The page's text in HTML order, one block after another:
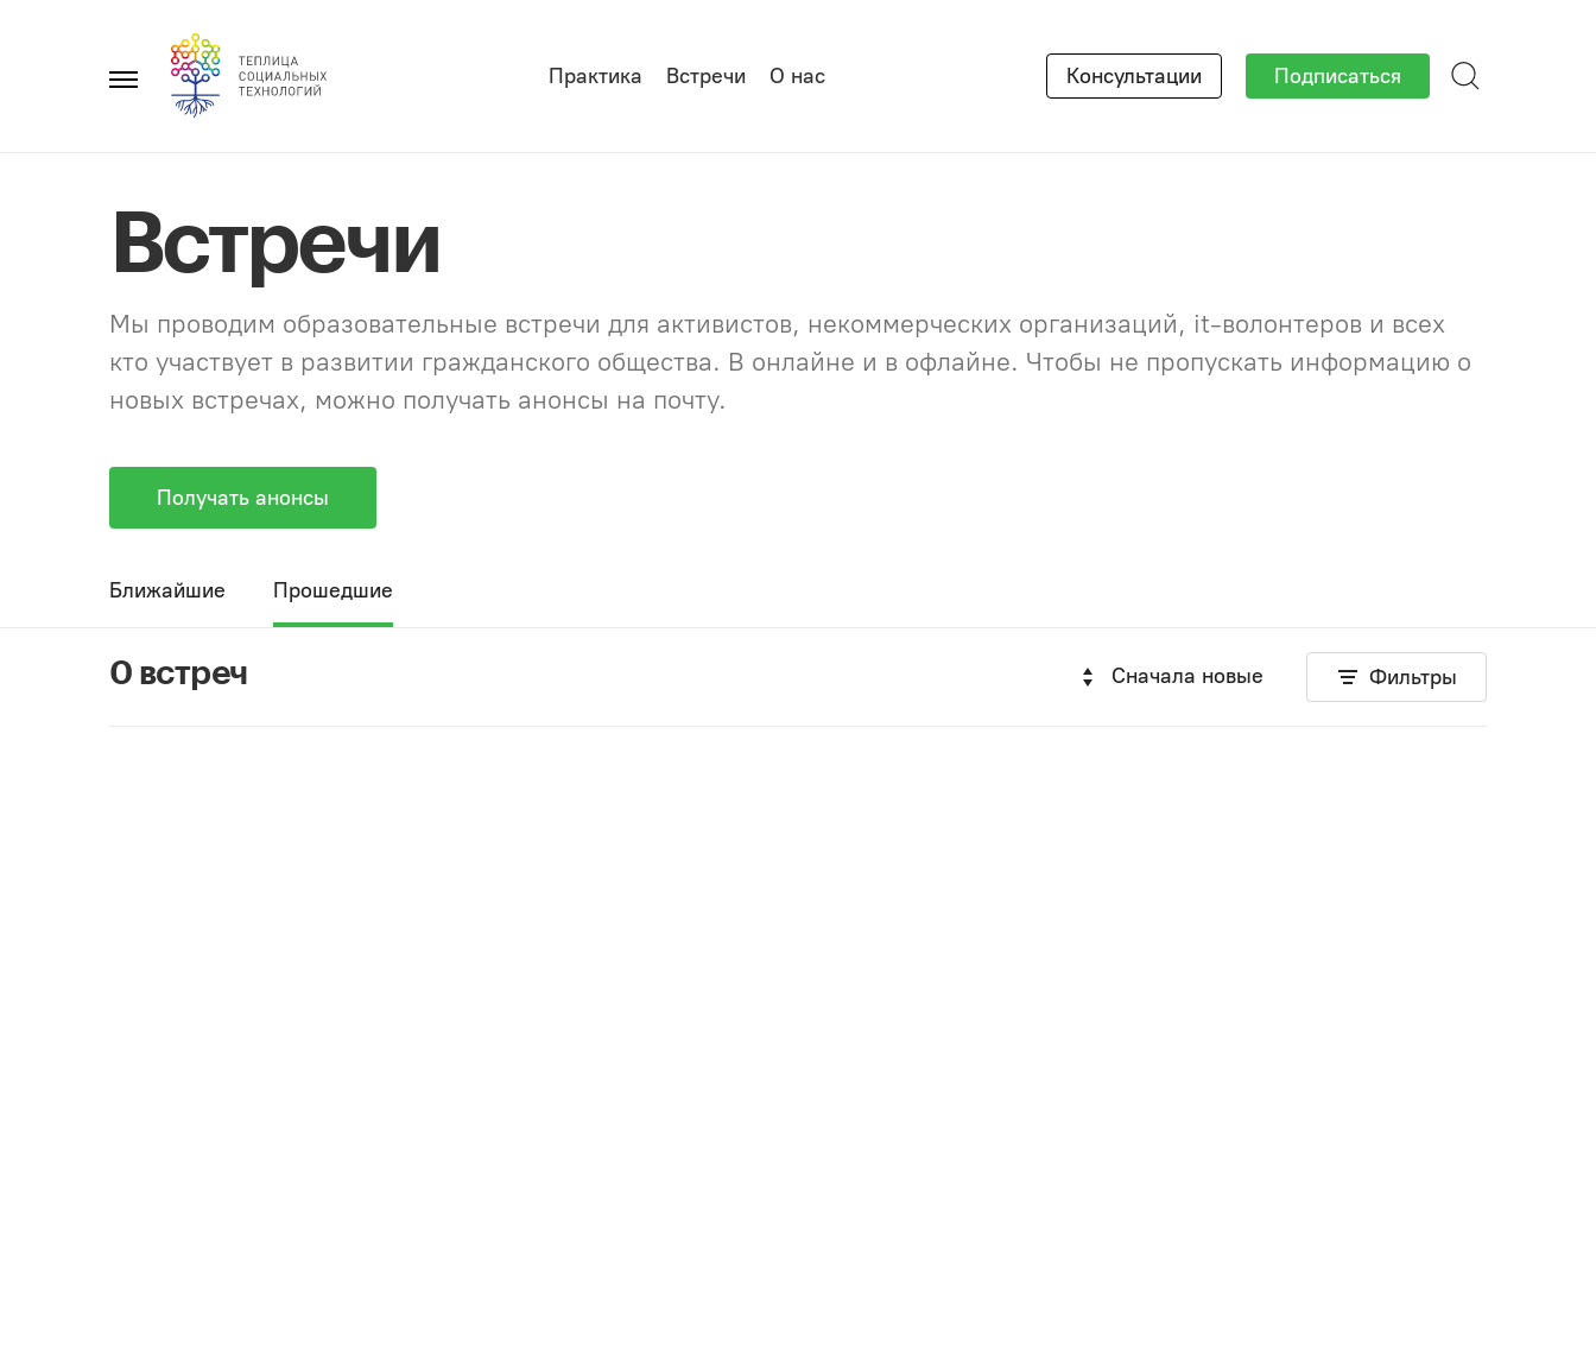
Главное
Практика Встречи О нас Консультации Подписаться
Встречи
Мы проводим образовательные встречи для активистов, некоммерческих организаций, it-волонтеров и всех
кто участвует в развитии гражданского общества. В онлайне и в офлайне. Чтобы не пропускать информацию о
новых встречах, можно получать анонсы на почту.
Получать анонсы
Ближайшие Прошедшие
0 встреч Сначала новые Фильтры